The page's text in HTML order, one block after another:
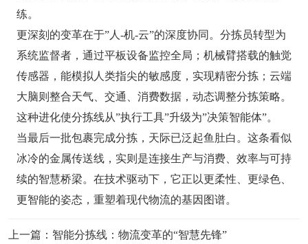
练。
更深刻的变革在于”人-机-云”的深度协同。分拣员转型为
系统监督者，通过平板设备监控全局；机械臂搭载的触觉
传感器，能模拟人类指尖的敏感度，实现精密分拣；云端
大脑则整合天气、交通、消费数据，动态调整分拣策略。
这种进化使分拣线从”执行工具”升级为”决策智能体”。
当最后一批包裹完成分拣，天际已泛起鱼肚白。这条看似
冰冷的金属传送线，实则是连接生产与消费、效率与可持
续的智慧桥梁。在技术驱动下，它正以更柔性、更绿色、
更智能的姿态，重塑着现代物流的基因图谱。
上一篇： 智能分拣线：物流变革的“智慧先锋”